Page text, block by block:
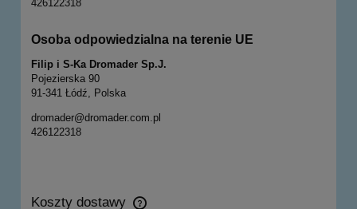
426122318
Osoba odpowiedzialna na terenie UE
Filip i S-Ka Dromader Sp.J.
Pojezierska 90
91-341 Łódź, Polska
dromader@dromader.com.pl
426122318
Koszty dostawy